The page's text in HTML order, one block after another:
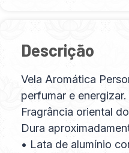
Descrição
Vela Aromática
perfumar e energizar.
Fragrância oriental
Dura
• Lata de alumínio